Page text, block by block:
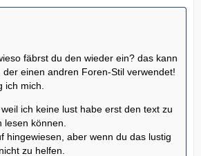
fäbrst du den wieder ein? das kann
der einen andren Foren-Stil verwendet!
ich mich.
ich keine lust habe erst den text zu
können.
hingewiesen, aber wenn du das lustig
zu helfen.